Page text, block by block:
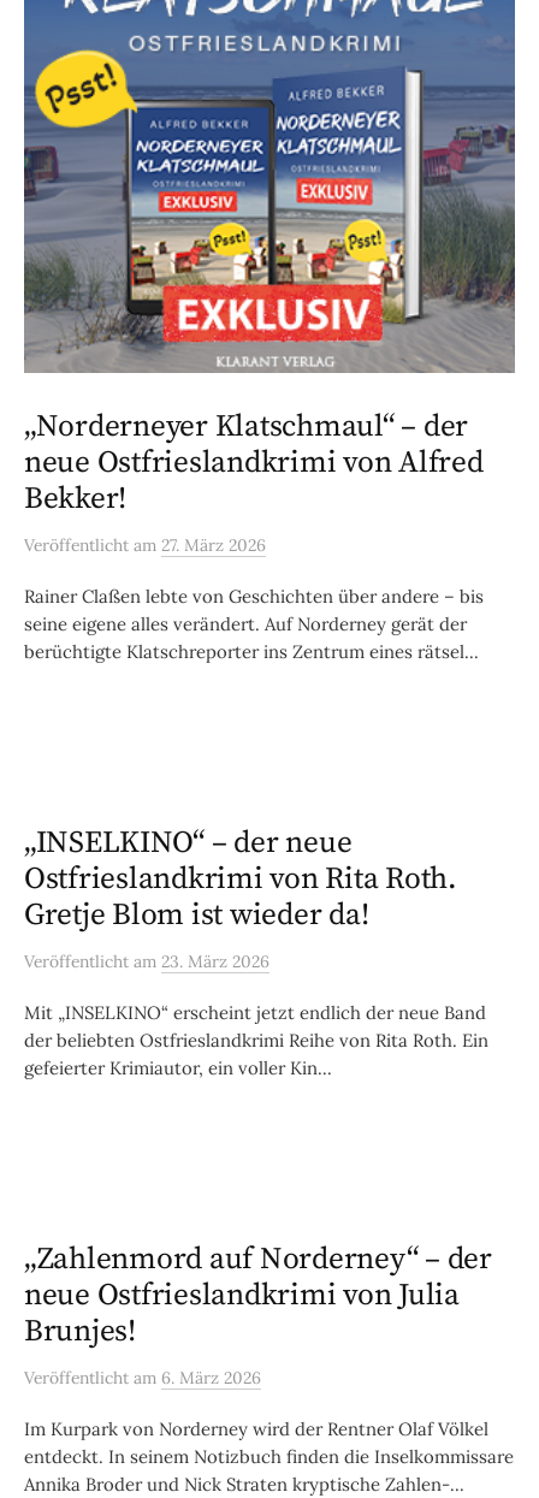
„Norderneyer Klatschmaul“ – der
neue Ostfrieslandkrimi von Alfred
Bekker!
Veröffentlicht am 27. März 2026
Rainer Claßen lebte von Geschichten über andere – bis
seine eigene alles verändert. Auf Norderney gerät der
berüchtigte Klatschreporter ins Zentrum eines rätsel...
„INSELKINO“ – der neue
Ostfrieslandkrimi von Rita Roth.
Gretje Blom ist wieder da!
Veröffentlicht am 23. März 2026
Mit „INSELKINO“ erscheint jetzt endlich der neue Band
der beliebten Ostfrieslandkrimi Reihe von Rita Roth. Ein
gefeierter Krimiautor, ein voller Kin...
„Zahlenmord auf Norderney“ – der
neue Ostfrieslandkrimi von Julia
Brunjes!
Veröffentlicht am 6. März 2026
Im Kurpark von Norderney wird der Rentner Olaf Völkel
entdeckt. In seinem Notizbuch finden die Inselkommissare
Annika Broder und Nick Straten kryptische Zahlen-...